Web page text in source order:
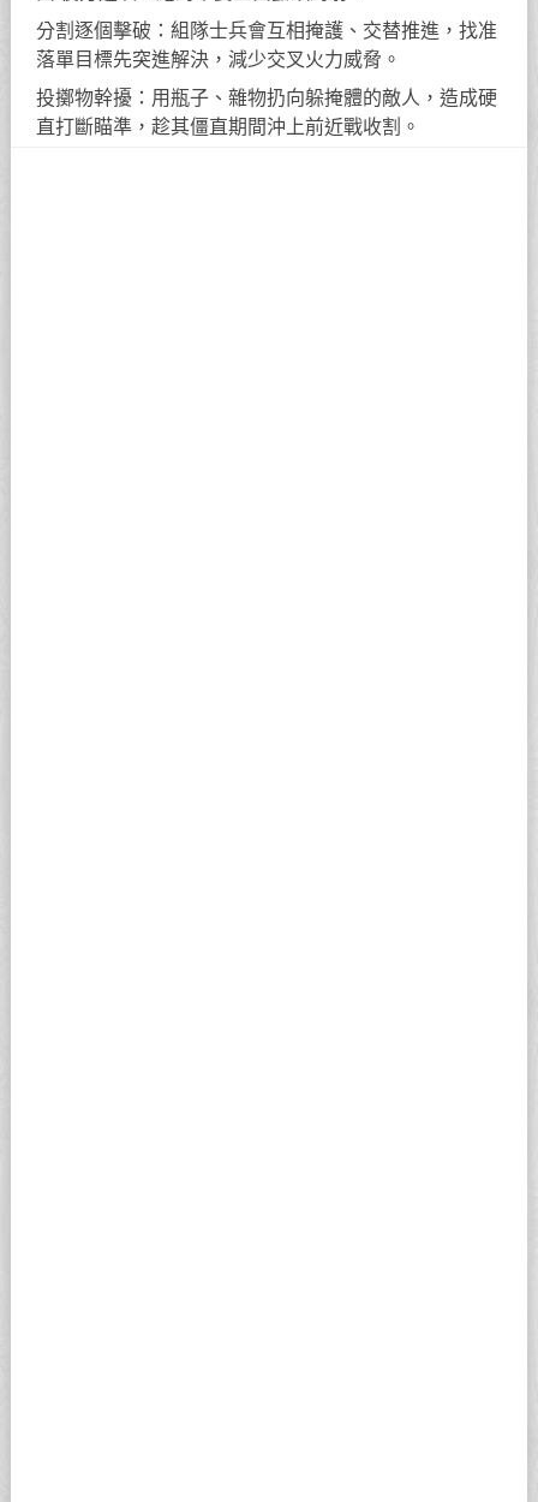
分割逐個擊破：組隊士兵會互相掩護、交替推進，找准
落單目標先突進解決，減少交叉火力威脅。
投擲物幹擾：用瓶子、雜物扔向躲掩體的敵人，造成硬
直打斷瞄準，趁其僵直期間沖上前近戰收割。